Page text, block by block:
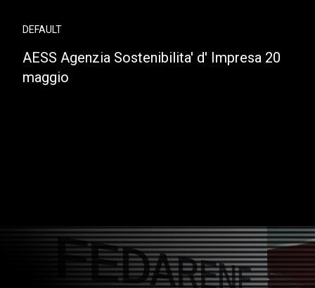
DEFAULT
AESS Agenzia Sostenibilita' d' Impresa 20
maggio